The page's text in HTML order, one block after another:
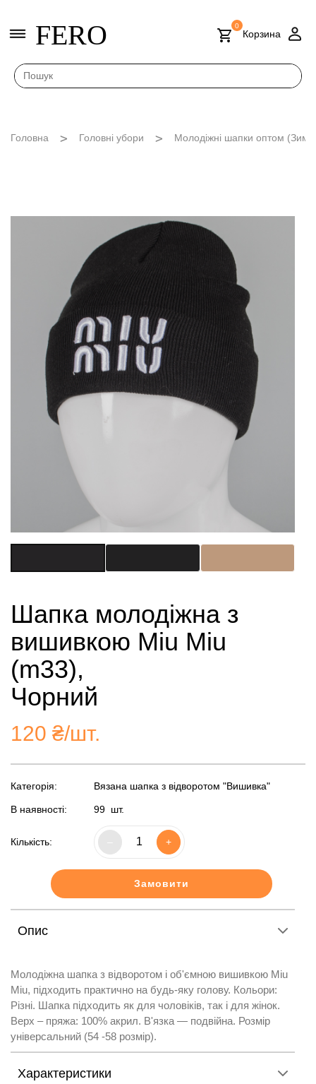
FERO 0
Корзина
Головна Головні убори Молодіжні шапки оптом
Шапка молодіжна з
вишивкою Miu Miu
(m33),
Чорний
120 ₴/шт.
Категорія: Вязана шапка з відворотом "Вишивка"
В наявності: 99 шт.
Кількість: +
Замовити
Опис
Молодіжна шапка з відворотом і об'ємною вишивкою Miu
Miu, підходить практично на будь-яку голову. Кольори:
Різні. Шапка підходить як для чоловіків, так і для жінок.
Верх – пряжа: 100% акрил. В'язка ― подвійна. Розмір
універсальний (54 -58 розмір).
Характеристики